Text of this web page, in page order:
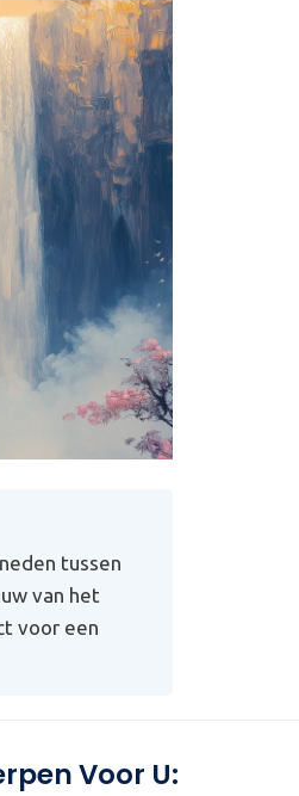
tussen
van het
voor een
Voor U: